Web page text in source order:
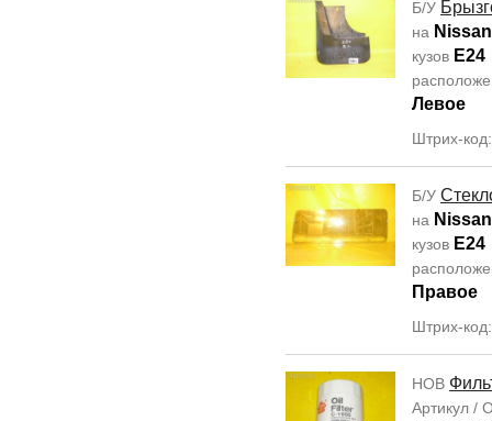
Б/У
на
кузов E24
Левое
Штрих-
Б/У
на
кузов E24
Правое
Штрих-
НОВ
Артикул /